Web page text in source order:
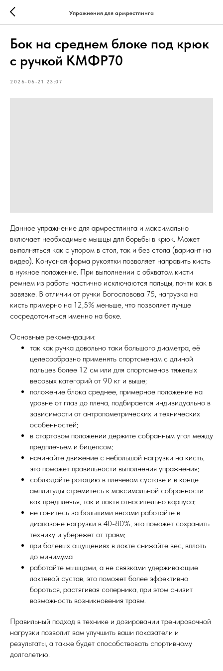
Упражнения для армрестлинга
Бок на среднем блоке под крюк
с ручкой КМФР70
2026-06-21 23:07
Данное упражнение для армрестлинга и максимально
включает необходимые мышцы для борьбы в крюк. Может
выполняться как с упором в стол, так и без стола (вариант на
видео). Конусная форма рукоятки позволяет направить кисть
в нужное положение. При выполнении с обхватом кисти
ремнем из работы частично исключаются пальцы, почти как в
завязке. В отличии от ручки Богословова 75, нагрузка на
кисть примерно на 12,5% меньше, что позволяет лучше
сосредоточиться именно на боке.
Основные рекомендации:
так как ручка довольно таки большого диаметра, её
целесообразно применять спортсменам с длиной
пальцев более 12 см или для спортсменов тяжелых
весовых категорий от 90 кг и выше;
положение блока среднее, примерное положение на
уровне от глаз до плеча, подбирается индивидуально в
зависимости от антропометрических и технических
особенностей;
в стартовом положении держите собранным угол между
предплечьем и бицепсом;
начинайте движение с небольшой нагрузки на кисть,
это поможет правильности выполнения упражнения;
соблюдайте ротацию в плечевом суставе и в конце
амплитуды стремитесь к максимальной собранности
как предплечья, так и локтя относительно корпуса;
не гонитесь за большими весами работайте в
диапазоне нагрузки в 40-80%, это поможет сохранить
технику и убережет от травм;
при болевых ощущениях в локте снижайте вес, вплоть
до минимума
работайте мышцами, а не связками удерживающие
локтевой сустав, это поможет более эффективно
бороться, растягивая соперника, при этом снизит
возможность возникновения травм.
Правильный подход в технике и дозировании тренировочной
нагрузки позволит вам улучшить ваши показатели и
результаты, а также будет способствовать спортивному
долголетию.